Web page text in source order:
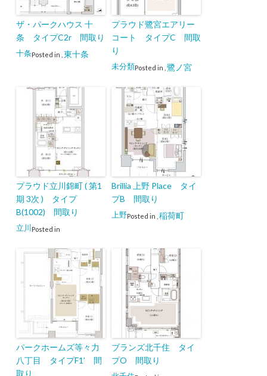
ザ・パークハウス 十
条 タイプC2r 間取り
Posted in
十条 東十条
プラウド鷺宮エアリー
コート タイプC 間取
り
Posted in
未分類 鷺ノ宮
プラウド立川錦町 ( 第1
期 3次 ) タイプ
B(1002) 間取り
Posted in
立川
Brillia 上野 Place タイ
プB 間取り
Posted in
上野 稲荷町
パークホームズ等々力
八丁目 タイプF1’ 間
取り
ブランズ北千住 タイ
プO 間取り